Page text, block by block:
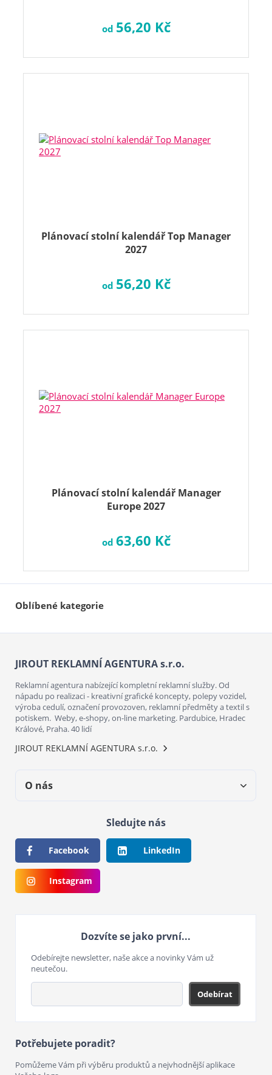
od 56,20 Kč
Plánovací stolní kalendář Top Manager
2027
od 56,20 Kč
Plánovací stolní kalendář Manager
Europe 2027
od 63,60 Kč
Oblíbené kategorie
JIROUT REKLAMNÍ AGENTURA s.r.o.
Reklamní agentura nabízející kompletní reklamní služby. Od
nápadu po realizaci - kreativní grafické koncepty, polepy vozidel,
výroba cedulí, označení provozoven, reklamní předměty a textil s
potiskem. Weby, e-shopy, on-line marketing. Pardubice, Hradec
Králové, Praha. 40 lidí
JIROUT REKLAMNÍ AGENTURA s.r.o.
O nás
Sledujte nás
Facebook LinkedIn
Instagram
Dozvíte se jako první...
Odebírejte newsletter, naše akce a novinky Vám už
neutečou.
Odebírat
Potřebujete poradit?
Pomůžeme Vám při výběru produktů a nejvhodnější aplikace